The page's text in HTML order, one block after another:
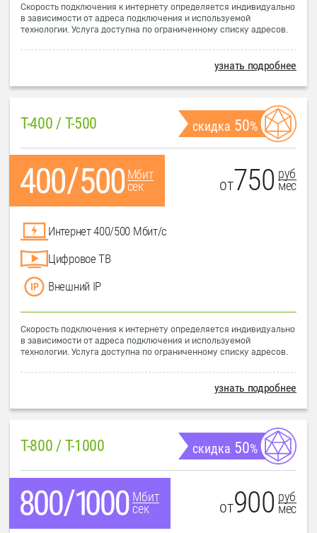
Скорость подключения к интернету определяется индивидуально
в зависимости от адреса подключения и используемой
технологии. Услуга доступна по ограниченному списку адресов.
узнать подробнее
T-400 / T-500 скидка 50%
Мбит
сек
от750 руб
мес
Интернет 400/500 Мбит/с
Цифровое ТВ
Внешний IP
Скорость подключения к интернету определяется индивидуально
в зависимости от адреса подключения и используемой
технологии. Услуга доступна по ограниченному списку адресов.
узнать подробнее
T-800 / T-1000 скидка 50%
Мбит
сек
от900 руб
мес